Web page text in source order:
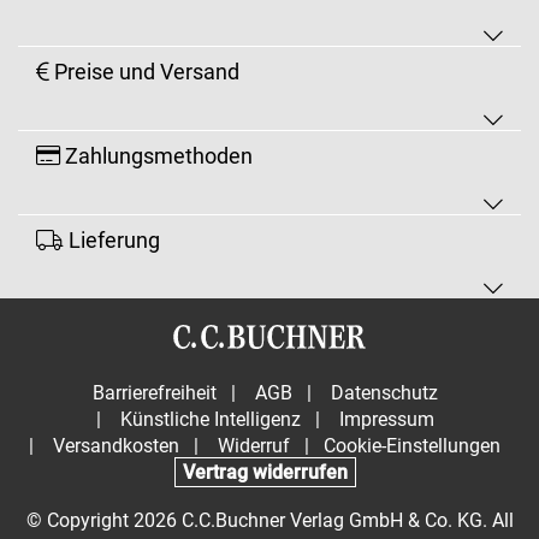
Preise und Versand
Zahlungsmethoden
Lieferung
Barrierefreiheit | AGB |
Datenschutz
|
Künstliche Intelligenz |
Impressum
|
Versandkosten | Widerruf |
Cookie-Einstellungen
Vertrag widerrufen
© Copyright 2026 C.C.Buchner Verlag GmbH & Co. KG. All